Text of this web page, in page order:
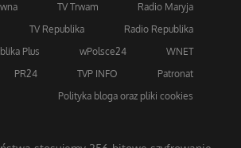
TV Trwam
Radio Maryja
TV Republika
Radio Republika
Plus
wPolsce24
WNET
PR24
TVP INFO
Patronat
Polityka bloga oraz pliki cookies